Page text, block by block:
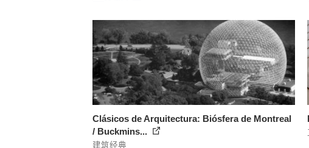
Clásicos de Arquitectura: Biósfera de Montreal
/ Buckmins...
建筑经典